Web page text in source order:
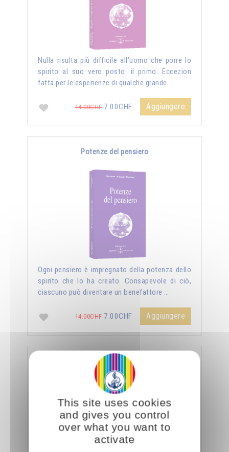
Nulla risulta più difficile all’uomo che porre lo
spirito al suo vero posto: il primo. Eccezion
fatta per le esperienze di qualche grande …
14.00CHF7.00CHF Aggiungere
Potenze del pensiero
Ogni pensiero è impregnato della potenza dello
spirito che lo ha creato. Consapevole di ciò,
ciascuno può diventare un benefattore …
14.00CHF7.00CHF Aggiungere
La sessualità forza del cielo
This site uses cookies
and gives you control
over what you want to
activate